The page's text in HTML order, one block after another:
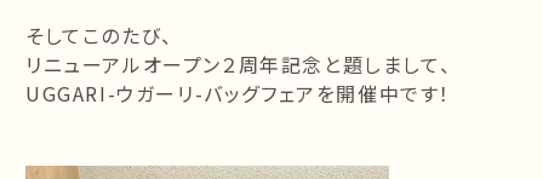
そしてこのたび、
リニューアルオープン２周年記念と題しまして、
UGGARI-ウガーリ-バッグフェアを開催中です！